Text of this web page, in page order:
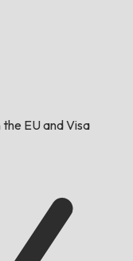
EU and Visa